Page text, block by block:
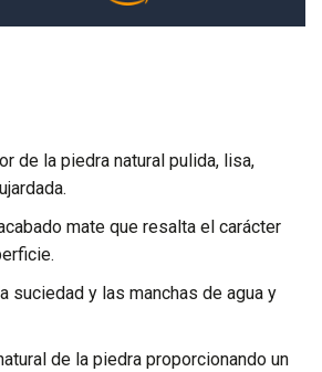
de la piedra natural pulida, lisa,
mate que resalta el carácter
suciedad y las manchas de agua y
de la piedra proporcionando un